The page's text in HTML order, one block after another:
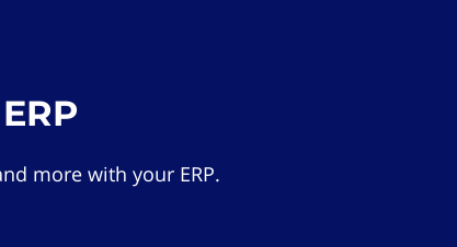
more with your ERP.